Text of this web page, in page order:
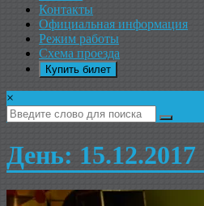
Контакты
Официальная информация
Режим работы
Схема проезда
Купить билет
×
День: 15.12.2017